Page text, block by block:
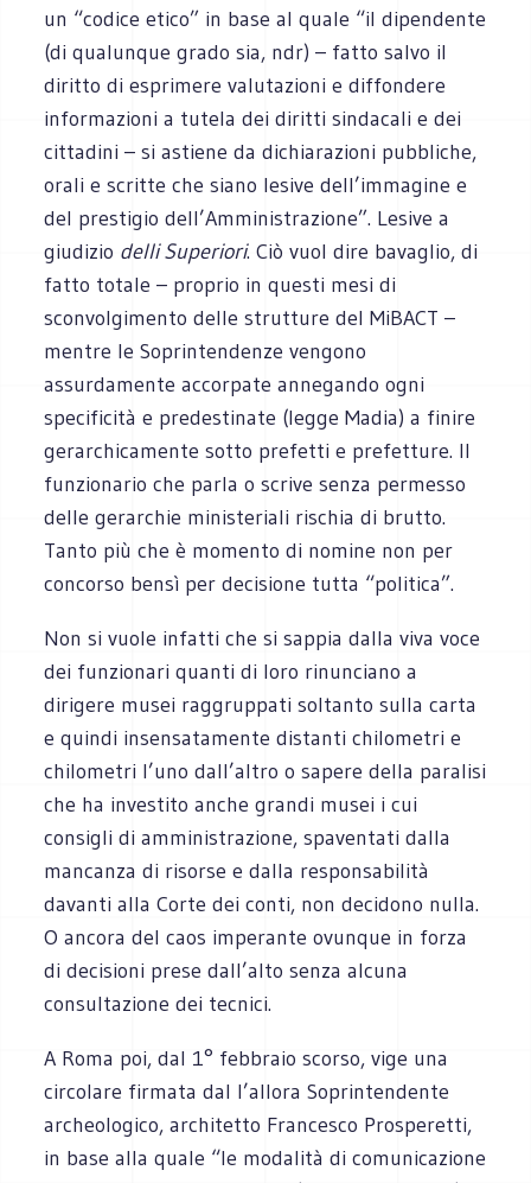
un “codice etico” in base al quale “il dipendente
(di qualunque grado sia, ndr) – fatto salvo il
diritto di esprimere valutazioni e diffondere
informazioni a tutela dei diritti sindacali e dei
cittadini – si astiene da dichiarazioni pubbliche,
orali e scritte che siano lesive dell’immagine e
del prestigio dell’Amministrazione”. Lesive a
giudizio delli Superiori. Ciò vuol dire bavaglio, di
fatto totale – proprio in questi mesi di
sconvolgimento delle strutture del MiBACT –
mentre le Soprintendenze vengono
assurdamente accorpate annegando ogni
specificità e predestinate (legge Madia) a finire
gerarchicamente sotto prefetti e prefetture. Il
funzionario che parla o scrive senza permesso
delle gerarchie ministeriali rischia di brutto.
Tanto più che è momento di nomine non per
concorso bensì per decisione tutta “politica”.
Non si vuole infatti che si sappia dalla viva voce
dei funzionari quanti di loro rinunciano a
dirigere musei raggruppati soltanto sulla carta
e quindi insensatamente distanti chilometri e
chilometri l’uno dall’altro o sapere della paralisi
che ha investito anche grandi musei i cui
consigli di amministrazione, spaventati dalla
mancanza di risorse e dalla responsabilità
davanti alla Corte dei conti, non decidono nulla.
O ancora del caos imperante ovunque in forza
di decisioni prese dall’alto senza alcuna
consultazione dei tecnici.
A Roma poi, dal 1° febbraio scorso, vige una
circolare firmata dal l’allora Soprintendente
archeologico, architetto Francesco Prosperetti,
in base alla quale “le modalità di comunicazione